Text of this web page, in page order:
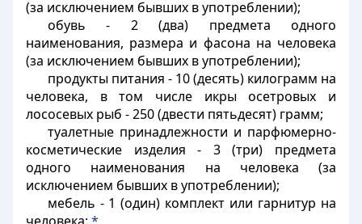
(за исключением бывших в употреблении);
обувь - 2 (два) предмета одного
наименования, размера и фасона на человека
(за исключением бывших в употреблении);
продукты питания - 10 (десять) килограмм на
человека, в том числе икры осетровых и
лососевых рыб - 250 (двести пятьдесят) грамм;
туалетные принадлежности и парфюмерно-
косметические изделия - 3 (три) предмета
одного наименования на человека (за
исключением бывших в употреблении);
мебель - 1 (один) комплект или гарнитур на